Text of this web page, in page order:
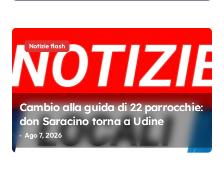
Notizie flash
Cambio alla guida di 22 parrocchie:
don Saracino torna a Udine
Ago 7, 2026